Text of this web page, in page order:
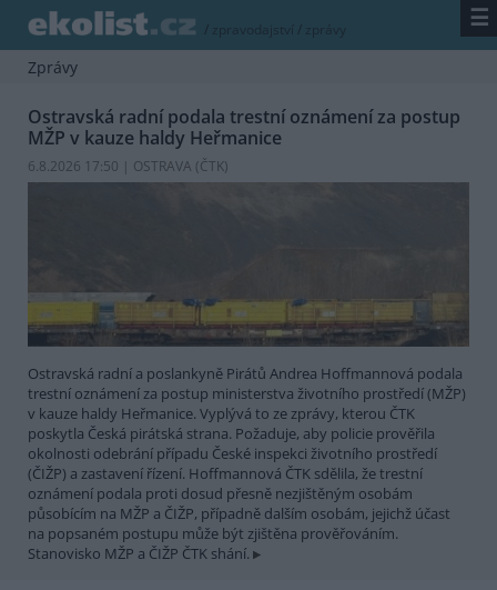
/ zpravodajství / zprávy ☰
Zprávy
Ostravská radní podala trestní oznámení za postup
MŽP v kauze haldy Heřmanice
6.8.2026 17:50 | OSTRAVA (ČTK)
Ostravská radní a poslankyně Pirátů Andrea Hoffmannová podala
trestní oznámení za postup ministerstva životního prostředí (MŽP)
v kauze haldy Heřmanice. Vyplývá to ze zprávy, kterou ČTK
poskytla Česká pirátská strana. Požaduje, aby policie prověřila
okolnosti odebrání případu České inspekci životního prostředí
(ČIŽP) a zastavení řízení. Hoffmannová ČTK sdělila, že trestní
oznámení podala proti dosud přesně nezjištěným osobám
působícím na MŽP a ČIŽP, případně dalším osobám, jejichž účast
na popsaném postupu může být zjištěna prověřováním.
Stanovisko MŽP a ČIŽP ČTK shání.